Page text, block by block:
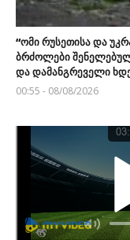
“ომი რუსეთისა და
ბრძოლები
და დამანგრეველი
00:55 - 08/08/2026